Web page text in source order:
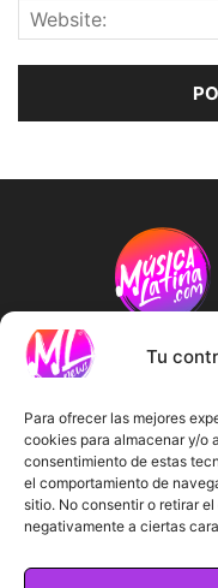
Tu
Para ofrecer las mejores
cookies para almacenar y/o
consentimiento de estas
el comportamiento de
sitio. No consentir o retirar
negativamente a ciertas